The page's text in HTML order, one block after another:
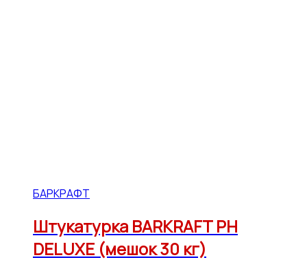
БАРКРАФТ
Штукатурка BARKRAFT PH
DELUXE (мешок 30 кг)